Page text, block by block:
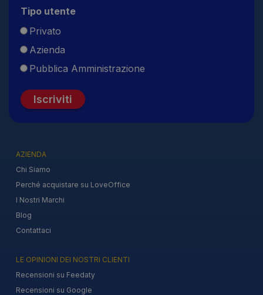
Tipo utente
Privato
Azienda
Pubblica Amministrazione
Iscriviti
AZIENDA
Chi Siamo
Perché acquistare su LoveOffice
I Nostri Marchi
Blog
Contattaci
LE OPINIONI DEI NOSTRI CLIENTI
Recensioni su Feedaty
Recensioni su Google